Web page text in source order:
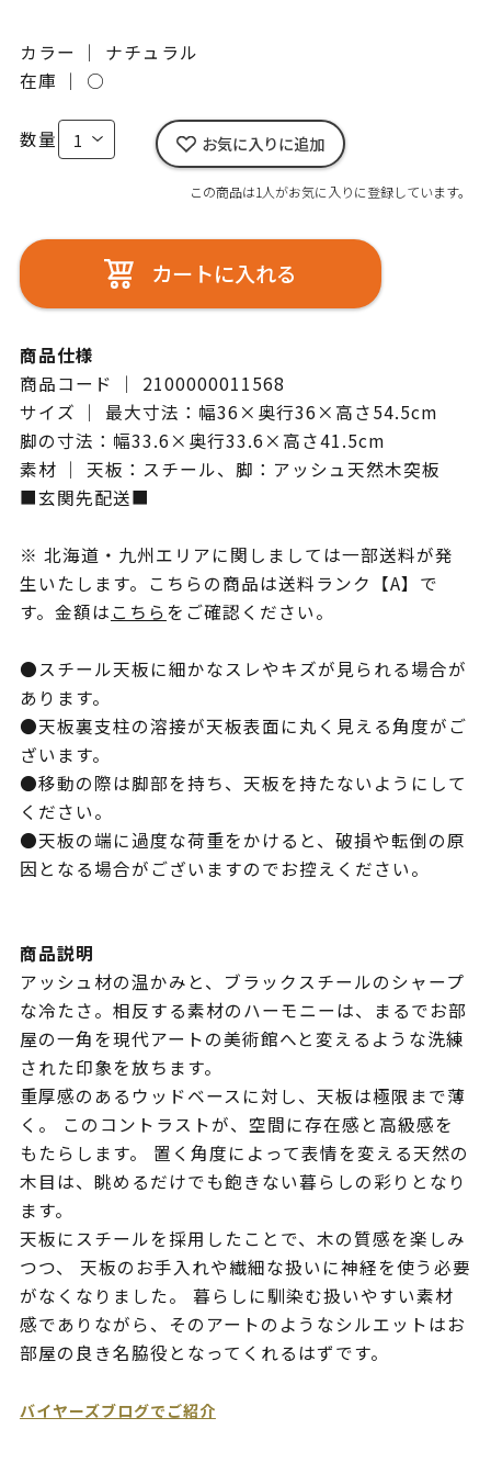
カラー ｜ ナチュラル
在庫 ｜ ○
数量 お気に入りに追加
この商品は1人がお気に入りに登録しています。
カートに入れる
商品仕様
商品コード ｜ 2100000011568
サイズ ｜ 最大寸法：幅36×奥行36×高さ54.5cm
脚の寸法：幅33.6×奥行33.6×高さ41.5cm
素材 ｜ 天板：スチール、脚：アッシュ天然木突板
■玄関先配送■
※ 北海道・九州エリアに関しましては一部送料が発
生いたします。こちらの商品は送料ランク【A】で
す。金額はこちらをご確認ください。
●スチール天板に細かなスレやキズが見られる場合が
あります。
●天板裏支柱の溶接が天板表面に丸く見える角度がご
ざいます。
●移動の際は脚部を持ち、天板を持たないようにして
ください。
●天板の端に過度な荷重をかけると、破損や転倒の原
因となる場合がございますのでお控えください。
商品説明
アッシュ材の温かみと、ブラックスチールのシャープ
な冷たさ。相反する素材のハーモニーは、まるでお部
屋の一角を現代アートの美術館へと変えるような洗練
された印象を放ちます。
重厚感のあるウッドベースに対し、天板は極限まで薄
く。 このコントラストが、空間に存在感と高級感を
もたらします。 置く角度によって表情を変える天然の
木目は、眺めるだけでも飽きない暮らしの彩りとなり
ます。
天板にスチールを採用したことで、木の質感を楽しみ
つつ、 天板のお手入れや繊細な扱いに神経を使う必要
がなくなりました。 暮らしに馴染む扱いやすい素材
感でありながら、そのアートのようなシルエットはお
部屋の良き名脇役となってくれるはずです。
バイヤーズブログでご紹介